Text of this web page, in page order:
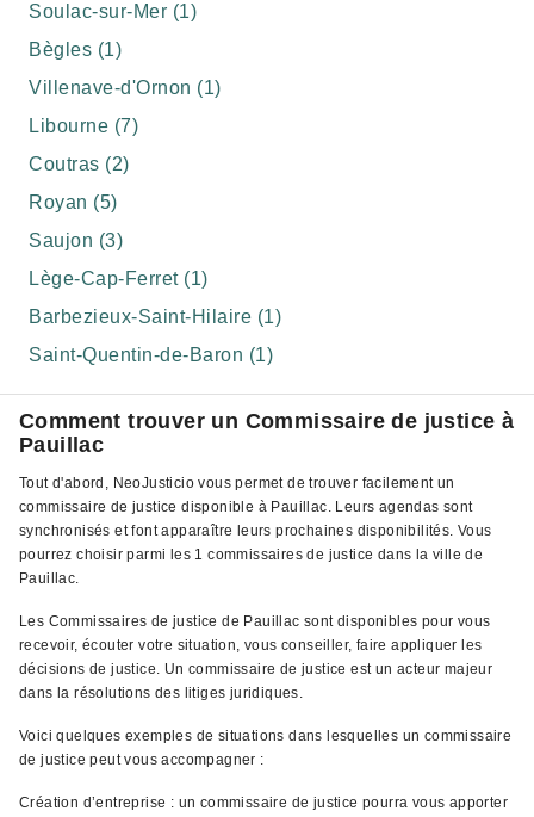
Soulac-sur-Mer (1)
Bègles (1)
Villenave-d'Ornon (1)
Libourne (7)
Coutras (2)
Royan (5)
Saujon (3)
Lège-Cap-Ferret (1)
Barbezieux-Saint-Hilaire (1)
Saint-Quentin-de-Baron (1)
Comment trouver un Commissaire de justice à
Pauillac
Tout d'abord, NeoJusticio vous permet de trouver facilement un
commissaire de justice disponible à Pauillac. Leurs agendas sont
synchronisés et font apparaître leurs prochaines disponibilités. Vous
pourrez choisir parmi les 1 commissaires de justice dans la ville de
Pauillac.
Les Commissaires de justice de Pauillac sont disponibles pour vous
recevoir, écouter votre situation, vous conseiller, faire appliquer les
décisions de justice. Un commissaire de justice est un acteur majeur
dans la résolutions des litiges juridiques.
Voici quelques exemples de situations dans lesquelles un commissaire
de justice peut vous accompagner :
Création d’entreprise : un commissaire de justice pourra vous apporter